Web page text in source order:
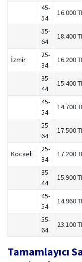
45-
54
16.000
55-
64
18.400
İzmir
25-
34
16.200
35-
44
15.400
45-
54
14.700
55-
64
17.500
Kocaeli
25-
34
17.200
35-
44
15.900
45-
54
14.960
55-
64
23.100
Tamamlayıcı